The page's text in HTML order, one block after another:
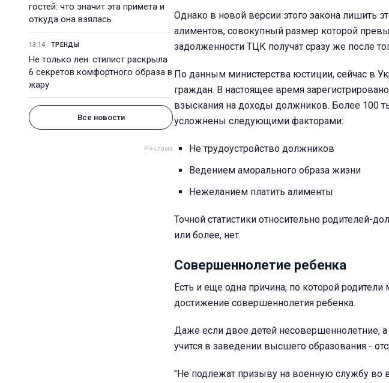
гостей: что значит эта примета и
откуда она взялась
13:14 ТРЕНДЫ
Не только лен: стилист раскрыла
6 секретов комфортного образа в
жару
Все новости
Однако в новой версии этого закона лишить
алиментов, совокупный размер которой
задолженности ТЦК получат сразу же после
По данным министерства юстиции, сейчас в
граждан. В настоящее время
взыскания на доходы должников. Более 100
усложнены следующими факторами:
Не трудоустройство должников
Ведением аморального образа жизни
Нежеланием платить алименты
Точной статистики относительно родителей-
или более, нет.
Совершеннолетие ребенка
Есть и еще одна причина, по которой родители
достижение совершеннолетия ребенка.
Даже если двое детей несовершеннолетние, а
учится в заведении высшего образования -
"Не подлежат призыву на военную службу во